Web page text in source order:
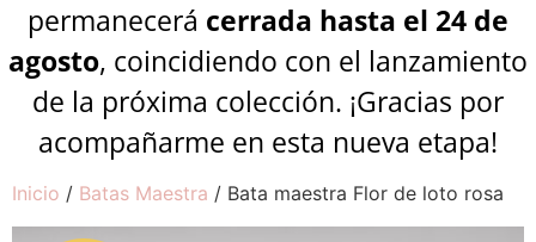
permanecerá cerrada hasta el 24 de
agosto, coincidiendo con el lanzamiento
de la próxima colección. ¡Gracias por
acompañarme en esta nueva etapa!
Inicio / Batas Maestra / Bata maestra Flor de loto rosa